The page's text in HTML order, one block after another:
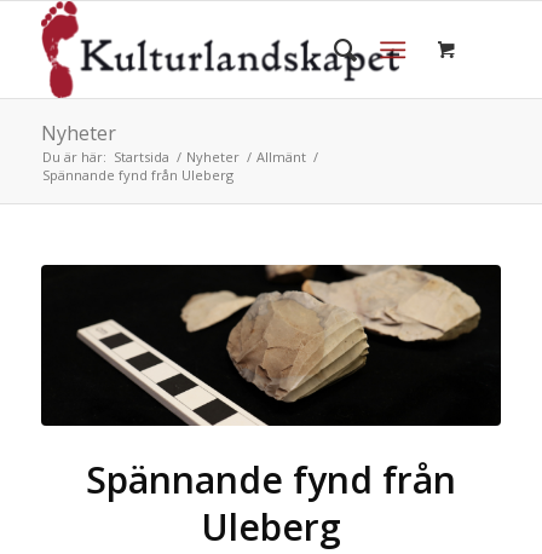
Nyheter
Du är här: Startsida / Nyheter / Allmänt /
Spännande fynd från Uleberg
Spännande fynd från
Uleberg